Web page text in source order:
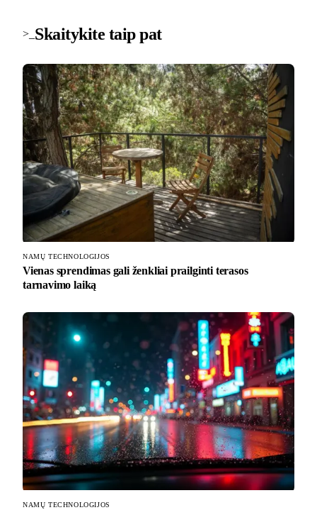
>_ Skaitykite taip pat
NAMŲ TECHNOLOGIJOS
Vienas sprendimas gali ženkliai prailginti terasos
tarnavimo laiką
NAMŲ TECHNOLOGIJOS